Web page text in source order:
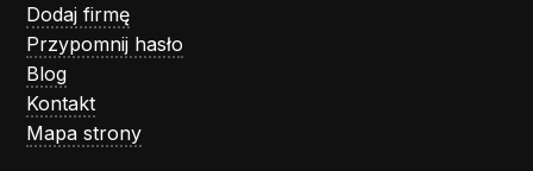
Dodaj firmę
Przypomnij hasło
Blog
Kontakt
Mapa strony